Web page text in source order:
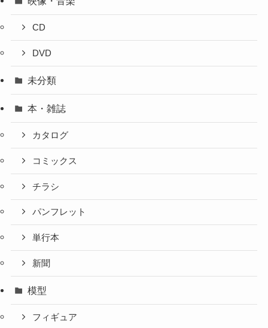
CD
DVD
未分類
本・雑誌
カタログ
コミックス
チラシ
パンフレット
単行本
新聞
模型
フィギュア